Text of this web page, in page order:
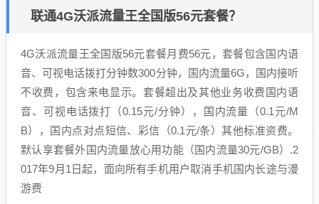
联通4G沃派流量王全国版56元套餐？
4G沃派流量王全国版56元套餐月费56元，套餐包含国内语
音、可视电话拨打分钟数300分钟，国内流量6G，国内接听
不收费，包含来电显示。套餐超出及其他业务收费国内语
音、可视电话拨打（0.15元/分钟），国内流量（0.1元/M
B），国内点对点短信、彩信（0.1元/条）其他标准资费。
默认享套餐外国内流量放心用功能（国内流量30元/GB）.2
017年9月1日起，面向所有手机用户取消手机国内长途与漫
游费